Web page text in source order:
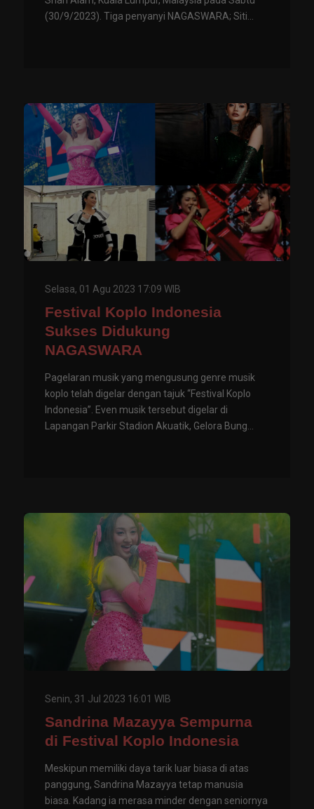
(30/9/2023). Tiga penyanyi NAGASWARA; Siti...
Selasa, 01 Agu 2023 17:09 WIB
Festival Koplo Indonesia
Sukses Didukung
NAGASWARA
Pagelaran musik yang mengusung genre musik
koplo telah digelar dengan tajuk “Festival Koplo
Indonesia”. Even musik tersebut digelar di
Lapangan Parkir Stadion Akuatik, Gelora Bung...
Senin, 31 Jul 2023 16:01 WIB
Sandrina Mazayya Sempurna
di Festival Koplo Indonesia
Meskipun memiliki daya tarik luar biasa di atas
panggung, Sandrina Mazayya tetap manusia
biasa. Kadang ia merasa minder dengan seniornya